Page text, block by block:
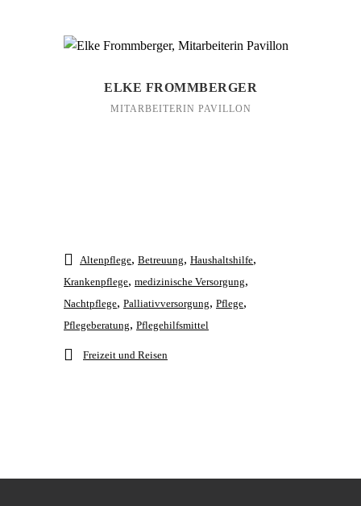
ELKE FROMMBERGER
MITARBEITERIN PAVILLON
Altenpflege, Betreuung, Haushaltshilfe,
Krankenpflege, medizinische Versorgung,
Nachtpflege, Palliativversorgung, Pflege,
Pflegeberatung, Pflegehilfsmittel
Freizeit und Reisen